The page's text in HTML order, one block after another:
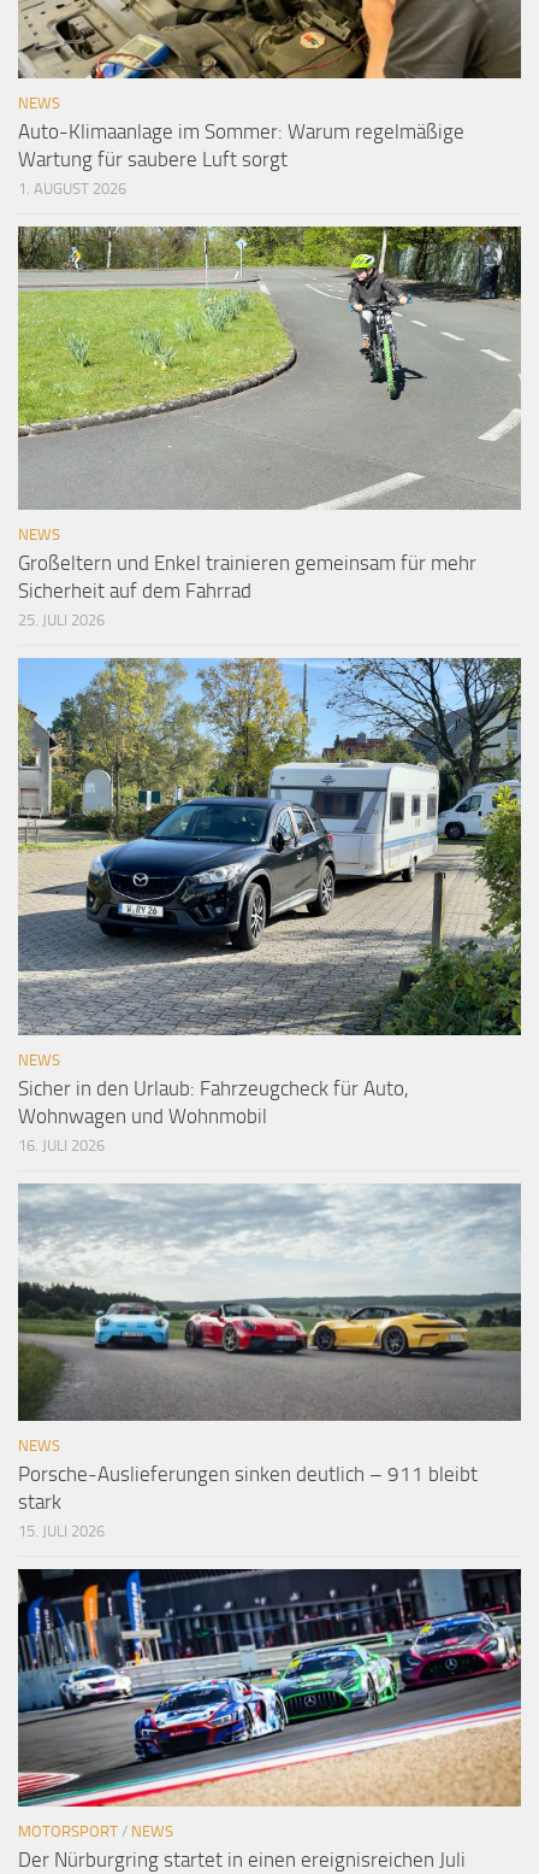
NEWS
Auto-Klimaanlage im Sommer: Warum regelmäßige
Wartung für saubere Luft sorgt
1. AUGUST 2026
NEWS
Großeltern und Enkel trainieren gemeinsam für mehr
Sicherheit auf dem Fahrrad
25. JULI 2026
NEWS
Sicher in den Urlaub: Fahrzeugcheck für Auto,
Wohnwagen und Wohnmobil
16. JULI 2026
NEWS
Porsche-Auslieferungen sinken deutlich – 911 bleibt
stark
15. JULI 2026
MOTORSPORT / NEWS
Der Nürburgring startet in einen ereignisreichen Juli